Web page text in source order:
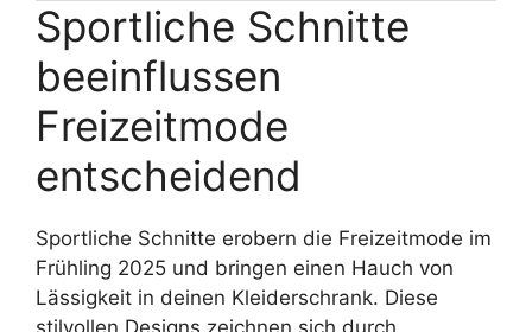
Sportliche Schnitte
beeinflussen
Freizeitmode
entscheidend
Sportliche Schnitte erobern die Freizeitmode im
Frühling 2025 und bringen einen Hauch von
Lässigkeit in deinen Kleiderschrank. Diese